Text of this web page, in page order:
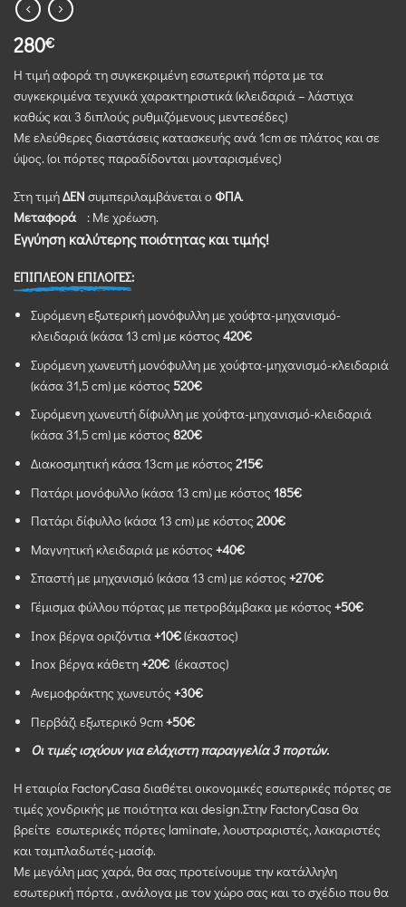
280€
Η τιμή αφορά τη συγκεκριμένη εσωτερική πόρτα με τα
συγκεκριμένα τεχνικά χαρακτηριστικά (κλειδαριά – λάστιχα
καθώς και 3 διπλούς ρυθμιζόμενους μεντεσέδες)
Με ελεύθερες διαστάσεις κατασκευής ανά 1cm σε πλάτος και σε
ύψος. (οι πόρτες παραδίδονται μονταρισμένες)
Στη τιμήΔΕΝ συμπεριλαμβάνεται οΦΠΑ.
Μεταφορά : Με χρέωση.
Εγγύηση καλύτερης ποιότητας και τιμής!
ΕΠΙΠΛΕΟΝ ΕΠΙΛΟΓΕΣ:
Συρόμενη εξωτερική μονόφυλλη με χούφτα-μηχανισμό-
κλειδαριά (κάσα 13 cm) με κόστος 420€
Συρόμενη χωνευτή μονόφυλλη με χούφτα-μηχανισμό-κλειδαριά
(κάσα 31,5 cm) με κόστος 520€
Συρόμενη χωνευτή δίφυλλη με χούφτα-μηχανισμό-κλειδαριά
(κάσα 31,5 cm) με κόστος 820€
Διακοσμητική κάσα 13cm με κόστος 215€
Πατάρι μονόφυλλο (κάσα 13 cm) με κόστος 185€
Πατάρι δίφυλλο (κάσα 13 cm) με κόστος 200€
Mαγνητική κλειδαριά με κόστος +40€
Σπαστή με μηχανισμό (κάσα 13 cm) με κόστος +270€
Γέμισμα φύλλου πόρτας με πετροβάμβακα με κόστος +50€
Inox βέργα οριζόντια +10€(έκαστος)
Inox βέργα κάθετη+20€(έκαστος)
Ανεμοφράκτης χωνευτός +30€
Περβάζι εξωτερικό 9cm+50€
Οι τιμές ισχύουν για ελάχιστη παραγγελία 3 πορτών.
Η εταιρία FactoryCasa διαθέτει οικονομικές εσωτερικές πόρτες σε
τιμές χονδρικής με ποιότητα και design.Στην FactoryCasa Θα
βρείτε εσωτερικές πόρτες laminate, λουστραριστές, λακαριστές
και ταμπλαδωτές-μασίφ.
Με μεγάλη μας χαρά, θα σας προτείνουμε την κατάλληλη
εσωτερική πόρτα , ανάλογα με τον χώρο σας και το σχέδιο που θα